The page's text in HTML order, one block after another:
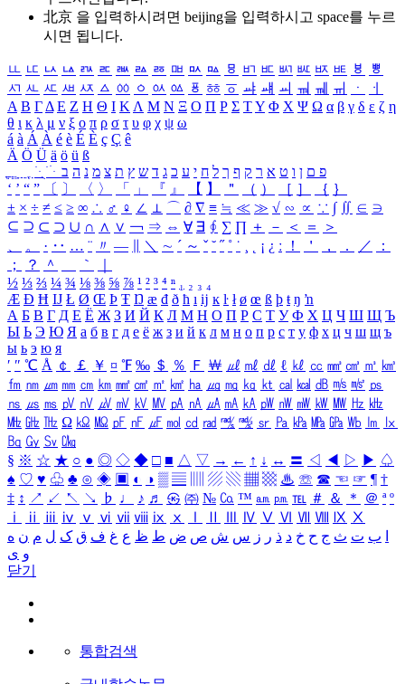
北京 을 입력하시려면 beijing을 입력하시고 space를 누르
시면 됩니다.
ㅥ ㅦ ㅧ ㅨ ㅩ ㅪ ㅫ ㅬ ㅭ ㅮ ㅯ ㅰ ㅱ ㅲ ㅳ ㅴ ㅵ ㅶ ㅷ ㅸ
ㅹ
ㅺ ㅻ ㅼ ㅽ ㅾ ㅿ ㆀ ㆁ ㆂ ㆃ ㆄ ㆅ ㆆ ㆇ ㆈ ㆉ ㆊ ㆋ ㆌ ㆍ
ㆎ
Α Β ΓΔ Ε Ζ Η Θ Ι ΚΛ Μ Ν Ξ Ο Π Ρ Σ ΤΥ Φ Χ Ψ Ω α β γ δ ε ζ η
θ ι κ λ μ ν ξ ο π ρ σ τ υ φ χ ψ ω
á à Á À é è É È ç Ç ê
Ä Ö Ü ä ö ü ß
ִֶֹ ֻּ ׁׂ פ ם ן ו ט א ר ק ף ך ל ח י ע כ ג ד ש ץ ת צ מ נ ה ב
‘ ’ “ ” 〔 〕 〈 〉 「 」 『 』 【 】 ＂ （ ） ［ ］ ｛ ｝
± × ÷ ≠ ≤ ≥ ∞ ∴ ♂ ♀ ∠ ⊥ ⌒ ∂ ∇ ≡ ≒ ≪ ≫ √ ∽ ∝ ∵ ∫ ∬ ∈ ∋
⊆ ⊇ ⊂ ⊃ ∪ ∩ ∧ ∨ ￢ ⇒ ⇔ ∀ ∃ ∮ ∑ ∏ ＋ － ＜ ＝
＞
、
。 · ‥ … ¨ 〃 ― ＼ ∼ ´ ～ ˇ ˘ ˝ ˚ ˙ ¸ ¡ ¿ ː ！ ＇ ， ． ／
：
；
？ ＾ ｀
½ ⅓ ⅔ ¼ ¾ ⅛ ⅜ ⅝ ⅞ ¹ ² ³ ⁴ ⁿ ₁ ₂ ₃ ₄
Æ Ð Ħ Ĳ Ł Ø Œ Þ Ŧ Ŋ æ đ ð ħ ı ĳ ĸ ŀ ł ø œ ß þ ŧ ŋ ŉ
А Б В Г Д Е Ё Ж З И Й К Л М Н О П Р С Т У Ф Х Ц Ч Ш Щ Ъ
Ы Ь Э Ю Я а б в г д е ё ж з и й к л м н о п р с т у ф х ц ч ш щ ъ
ы ь э ю я
′ ″ ℃ Å ￠ ￡ ￥ ¤ ℉ ‰ ＄ ％ Ｆ ￦ ㎕ ㎖ ㎗ ℓ ㎘ ㏄ ㎣ ㎤ ㎥ ㎦
㎙ ㎚ ㎛ ㎜ ㎝ ㎞ ㎟ ㎠ ㎡ ㎢ ㏊ ㎍ ㎎ ㎏ ㏏ ㎈ ㎉ ㏈ ㎧ ㎨ ㎰
㎱ ㎲ ㎳ ㎴ ㎵ ㎶ ㎷ ㎸ ㎹ ㎀ ㎁ ㎂ ㎃ ㎄ ㎺ ㎻ ㎽ ㎾ ㎿ ㎐ ㎑
㎒ ㎓ ㎔ Ω ㏀ ㏁ ㎊ ㎋ ㎌ ㏖ ㏅ ㎭ ㎮ ㎯ ㏛ ㎩ ㎪ ㎫ ㎬ ㏝ ㏐
㏓
㏃ ㏉ ㏜ ㏆
§ ※ ☆ ★ ○ ● ◎ ◇ ◆ □ ■ △ ▽ → ← ↑ ↓ ↔ 〓 ◁ ◀ ▷ ▶ ♤
♠ ♡ ♥ ♧ ♣ ⊙ ◈ ▣ ◐ ◑ ▒ ▤ ▨ ▧ ▦ ▩ ♨ ☏ ☎ ☜ ☞ ¶ †
‡ ↕ ↗ ↙ ↖ ↘ ♭ ♩ ♪ ♬ ㉿ ㈜ № ㏇ ™ ㏂ ㏘ ℡ ＃ ＆ ＊ ＠ ª º
ⅰ
ⅱ ⅲ ⅳ ⅴ ⅵ ⅶ ⅷ ⅸ ⅹ Ⅳ Ⅴ Ⅵ Ⅶ Ⅷ Ⅸ Ⅹ
ب ت ث ج ح خ د ذ ر ز س ش ص ض ط ظ ع غ ف ق ک ل م ن ه
و ی
닫기
통합검색